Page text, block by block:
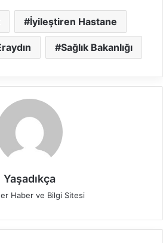
İyileştiren Hastane
Sağlık Bakanlığı
Yaşadıkça
Haber ve Bilgi Sitesi